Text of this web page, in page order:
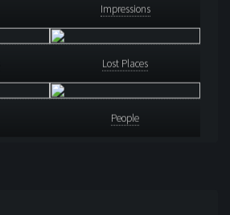
Impressions
Lost Places
People